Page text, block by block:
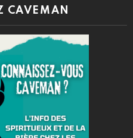
CAVEMAN